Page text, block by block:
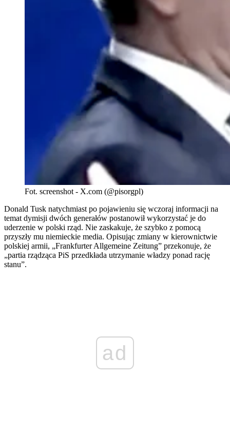
Fot. screenshot - X.com (@pisorgpl)
Donald Tusk natychmiast po pojawieniu się wczoraj informacji na
temat dymisji dwóch generałów postanowił wykorzystać je do
uderzenie w polski rząd. Nie zaskakuje, że szybko z pomocą
przyszły mu niemieckie media. Opisując zmiany w kierownictwie
polskiej armii, „Frankfurter Allgemeine Zeitung” przekonuje, że
„partia rządząca PiS przedkłada utrzymanie władzy ponad rację
stanu”.
ad